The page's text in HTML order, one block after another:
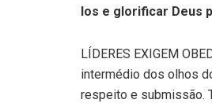
los e glorificar Deus
LÍDERES EXIGEM
intermédio dos olhos
respeito e submissão.